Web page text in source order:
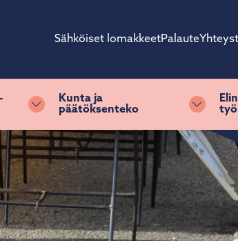
Sähköiset lomakkeetPalaute
Vaihda alasvetovalikkoa
Kunta ja
päätöksenteko
Vaihda
työ